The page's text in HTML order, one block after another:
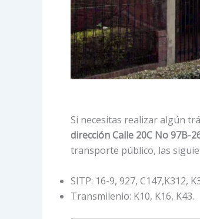
Si necesitas realizar algún
dirección Calle 20C No 97B-
transporte público, las
SITP: 16-9, 927, C147,K312,
Transmilenio: K10, K16, K43.